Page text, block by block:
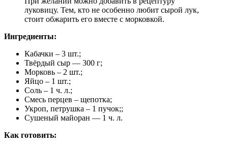
луковицу. Тем, кто не особенно любит сырой лук,
стоит обжарить его вместе с морковкой.
Ингредиенты:
Кабачки – 3 шт.;
Твёрдый сыр — 300 г;
Морковь – 2 шт.;
Яйцо – 1 шт.;
Соль – 1 ч. л.;
Смесь перцев – щепотка;
Укроп, петрушка – 1 пучок;;
Сушеный майоран — 1 ч. л.
Как готовить: